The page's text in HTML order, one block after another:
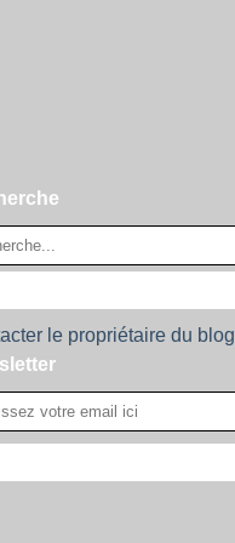
le propriétaire du blog